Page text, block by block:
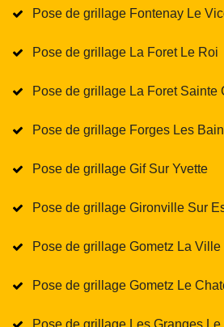
Pose de grillage Fontenay Le
Pose de grillage La Foret Le Roi
Pose de grillage La Foret Sainte
Pose de grillage Forges Les
Pose de grillage Gif Sur Yvette
Pose de grillage Gironville Sur
Pose de grillage Gometz La Ville
Pose de grillage Gometz Le
Pose de grillage Les Granges Le